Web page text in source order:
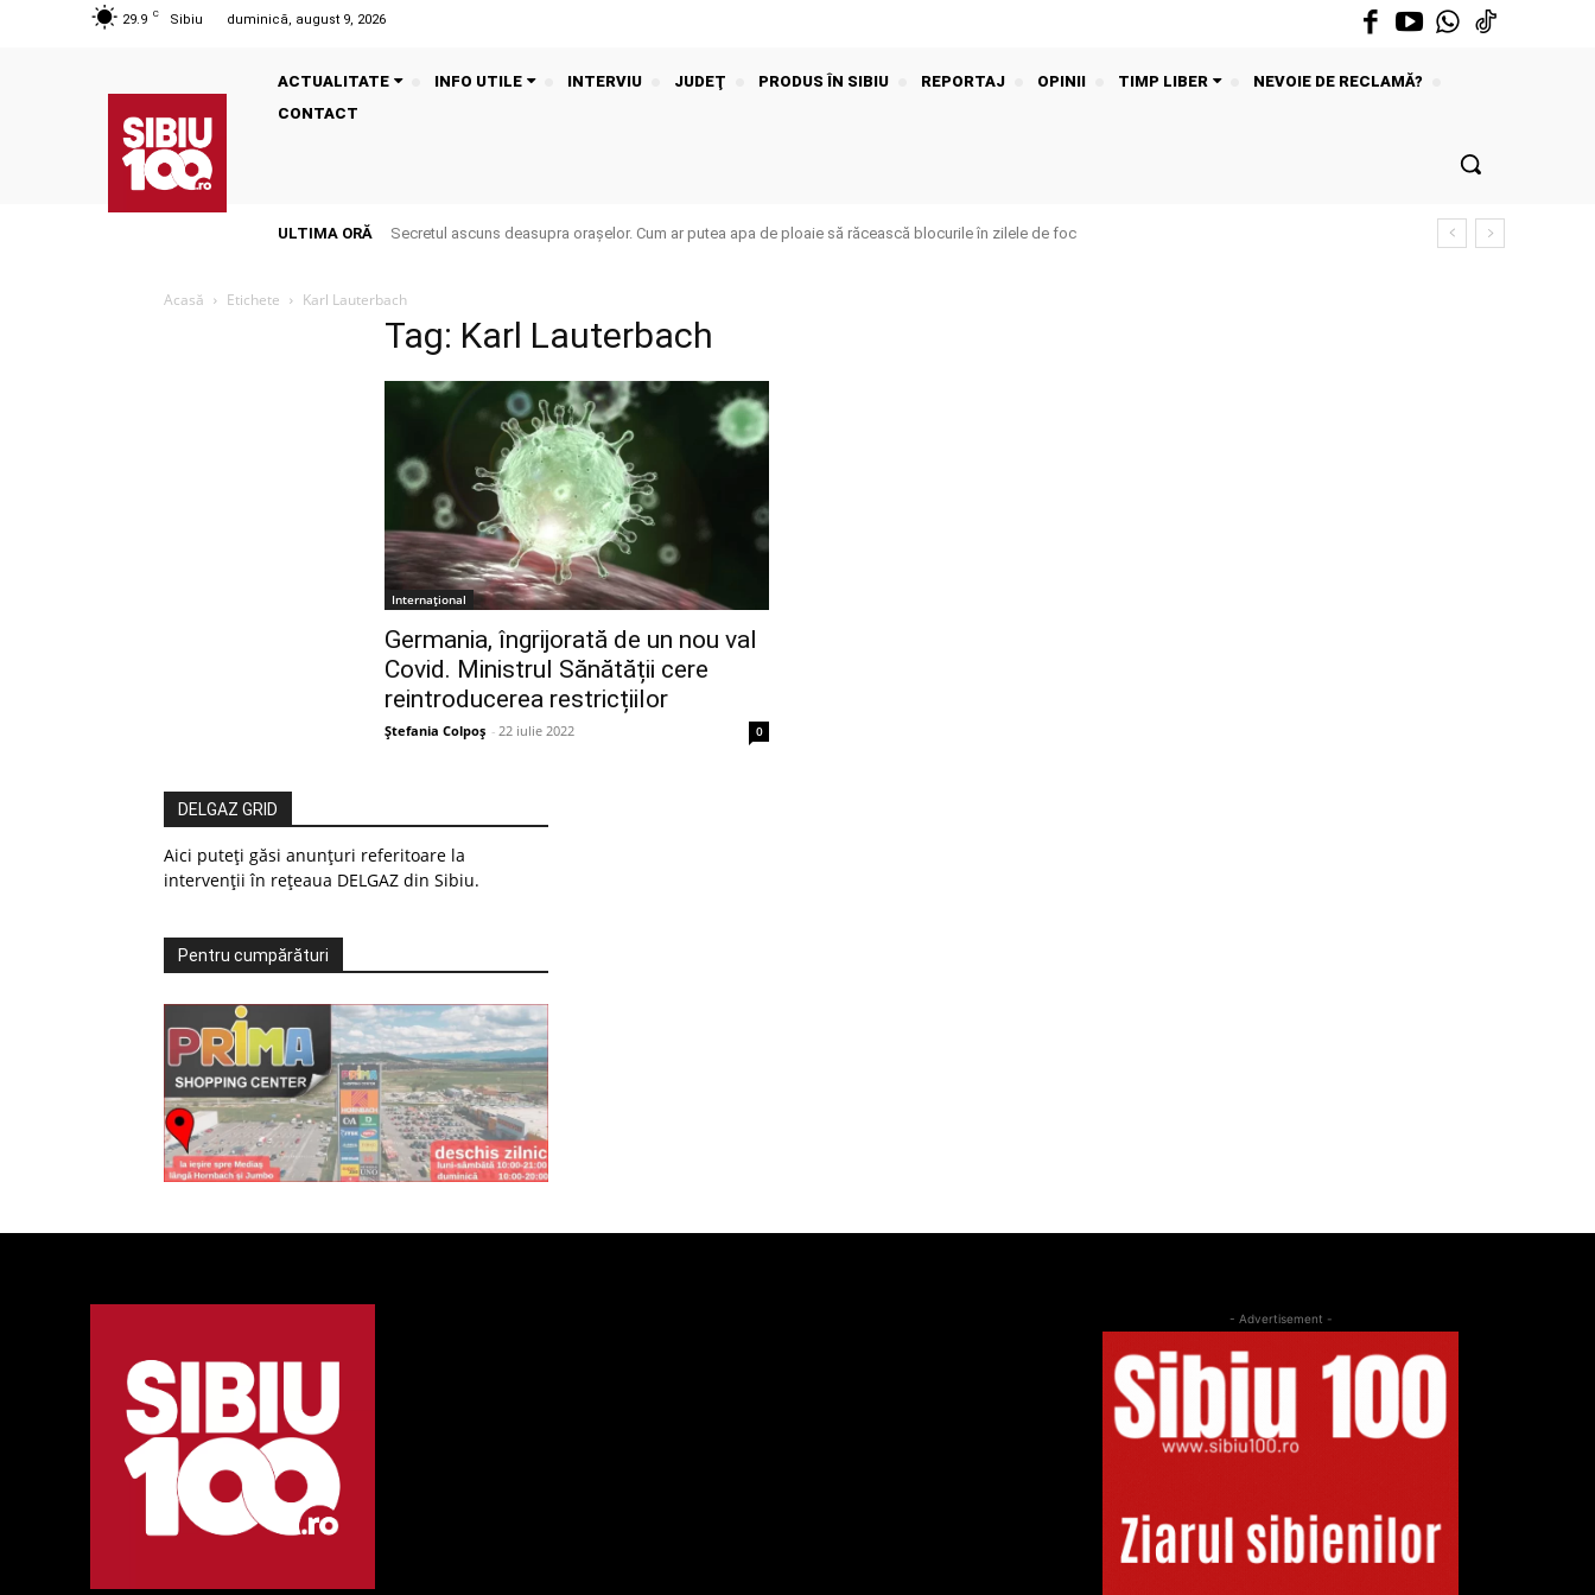
29.9 C Sibiu duminică, august 9, 2026
ACTUALITATE INFO UTILE INTERVIU JUDEŢ PRODUS ÎN SIBIU REPORTAJ OPINII TIMP LIBER
NEVOIE DE RECLAMĂ?
CONTACT
ULTIMA ORĂ Secretul ascuns deasupra orașelor. Cum ar putea apa de ploaie să răcească blocurile în zilele de foc
Acasă Etichete Karl Lauterbach
Tag: Karl Lauterbach
Internațional
Germania, îngrijorată de un nou val
Covid. Ministrul Sănătății cere
reintroducerea restricțiilor
Ștefania Colpoș - 22 iulie 2022 0
DELGAZ GRID
Aici puteți găsi anunțuri referitoare la
intervenții în rețeaua DELGAZ din Sibiu.
Pentru cumpărături
- Advertisement -